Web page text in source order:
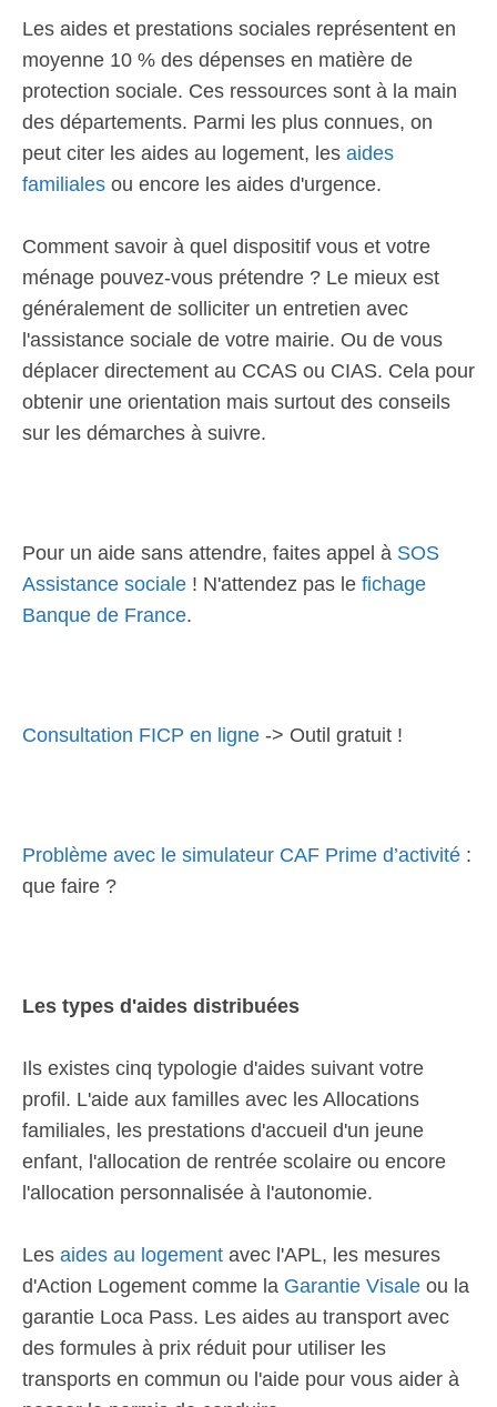
Les aides et prestations sociales représentent en
moyenne 10 % des dépenses en matière de
protection sociale. Ces ressources sont à la main
des départements. Parmi les plus connues, on
peut citer les aides au logement, les aides
familiales ou encore les aides d'urgence.
Comment savoir à quel dispositif vous et votre
ménage pouvez-vous prétendre ? Le mieux est
généralement de solliciter un entretien avec
l'assistance sociale de votre mairie. Ou de vous
déplacer directement au CCAS ou CIAS. Cela pour
obtenir une orientation mais surtout des conseils
sur les démarches à suivre.
Pour un aide sans attendre, faites appel à SOS
Assistance sociale ! N'attendez pas le fichage
Banque de France.
Consultation FICP en ligne -> Outil gratuit !
Problème avec le simulateur CAF Prime d’activité :
que faire ?
Les types d'aides distribuées
Ils existes cinq typologie d'aides suivant votre
profil. L'aide aux familles avec les Allocations
familiales, les prestations d'accueil d'un jeune
enfant, l'allocation de rentrée scolaire ou encore
l'allocation personnalisée à l'autonomie.
Les aides au logement avec l'APL, les mesures
d'Action Logement comme la Garantie Visale ou la
garantie Loca Pass. Les aides au transport avec
des formules à prix réduit pour utiliser les
transports en commun ou l'aide pour vous aider à